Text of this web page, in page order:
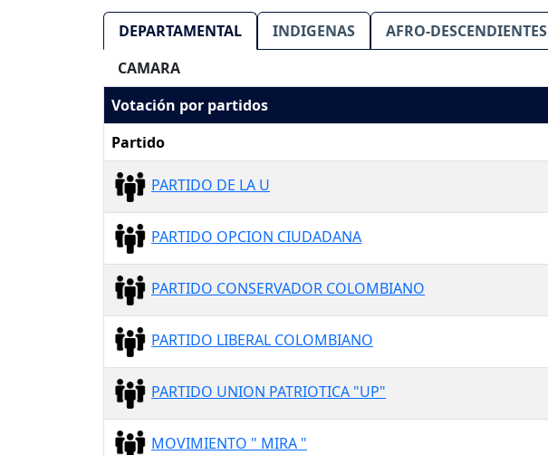
DEPARTAMENTAL INDIGENAS
AFRO-DESCENDIENTES
CAMARA
Votación por partidos
Partido
PARTIDO DE LA U
PARTIDO OPCION CIUDADANA
PARTIDO CONSERVADOR COLOMBIANO
PARTIDO LIBERAL COLOMBIANO
PARTIDO UNION PATRIOTICA "UP"
MOVIMIENTO " MIRA "